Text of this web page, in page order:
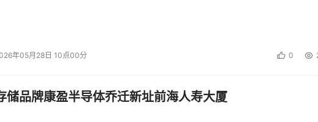
一步，也打通了清洁能源通向智算中心最关键的“最先一公里”。
在那里，清洁水电被服务器机群“吞入”，转化为支撑全球数字生态的AI
年05月28日 10点00分 0
储品牌康盈半导体乔迁新址前海人寿大厦